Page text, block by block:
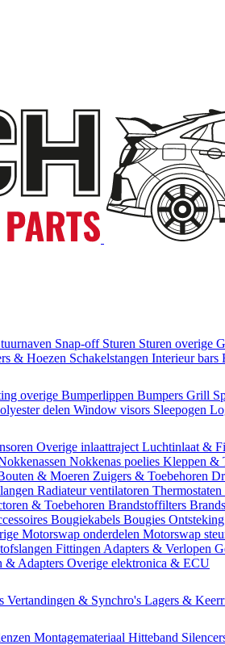
Snap-off Sturen Sturen overige
& Hoezen Schakelstangen Interieur bars
overige Bumperlippen Bumpers Grill
delen Window visors Sleepogen
Overige inlaattraject Luchtinlaat &
Nokkenas poelies Kleppen &
& Moeren Zuigers & Toebehoren
Radiateur ventilatoren
& Toebehoren Brandstoffilters
Bougiekabels Bougies
Motorswap onderdelen Motorswap
Fittingen Adapters & Verlopen
& Adapters Overige elektronica & ECU
Vertandingen & Synchro's Lagers &
Montagemateriaal Hitteband